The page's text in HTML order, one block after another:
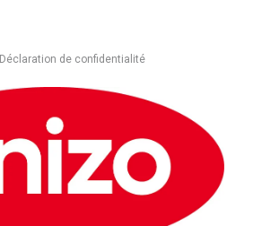
Déclaration de confidentialité